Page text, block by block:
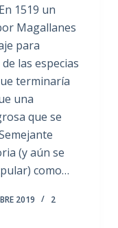
1519 un
Magallanes
para
las especias
terminaría
una
que se
(y aún se
como…
2019
2